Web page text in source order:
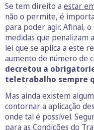
Se tem direito a estar
não o permite, é
para poder agir. Afinal,
medidas que penalizam
lei que se aplica a este
aumento de número de
decretou a
teletrabalho sempre
Mas ainda existem
contornar a aplicação
onde tal é possível.
para as Condições do